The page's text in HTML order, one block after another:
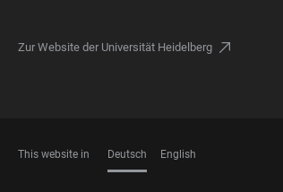
Zur Website der Universität Heidelberg
This website in Deutsch English